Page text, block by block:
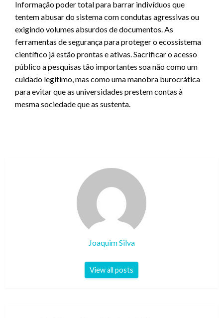
Informação poder total para barrar indivíduos que
tentem abusar do sistema com condutas agressivas ou
exigindo volumes absurdos de documentos. As
ferramentas de segurança para proteger o ecossistema
científico já estão prontas e ativas. Sacrificar o acesso
público a pesquisas tão importantes soa não como um
cuidado legítimo, mas como uma manobra burocrática
para evitar que as universidades prestem contas à
mesma sociedade que as sustenta.
Joaquim Silva
View all posts